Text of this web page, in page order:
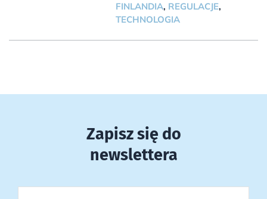
FINLANDIA, REGULACJE,
TECHNOLOGIA
Zapisz się do
newslettera